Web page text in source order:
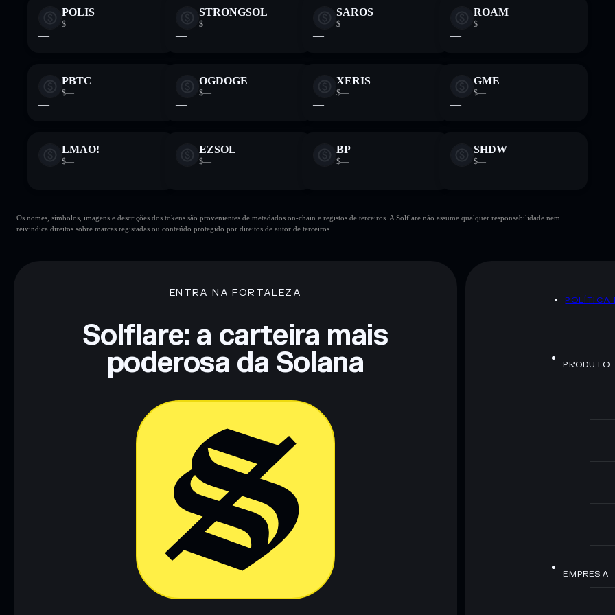
POLIS
$—
—
STRONGSOL
$—
—
SAROS
$—
—
ROAM
$—
—
PBTC
$—
—
OGDOGE
$—
—
XERIS
$—
—
GME
$—
—
LMAO!
$—
—
EZSOL
$—
—
BP
$—
—
SHDW
$—
—
Os nomes, símbolos, imagens e descrições dos tokens são provenientes de metadados on-chain e registos de terceiros. A Solflare não assume qualquer responsabilidade nem
reivindica direitos sobre marcas registadas ou conteúdo protegido por direitos de autor de terceiros.
ENTRA NA FORTALEZA
Solflare: a carteira mais
poderosa da Solana
POLÍTICA
PRODUTO
EMPRESA